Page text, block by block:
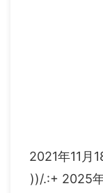
2021年11月
))/.:+ 2025